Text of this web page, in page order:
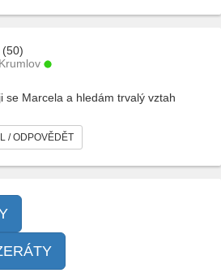
(50)
se Marcela a hledám trvalý vztah
/ ODPOVĚDĚT